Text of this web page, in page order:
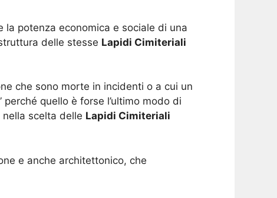
potenza economica e sociale di una
delle stesse Lapidi Cimiteriali
che sono morte in incidenti o a cui un
quello è forse l’ultimo modo di
scelta delle Lapidi Cimiteriali
e anche architettonico, che